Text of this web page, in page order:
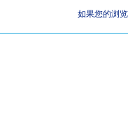
如果您的浏